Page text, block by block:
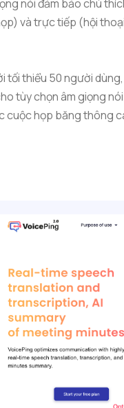
nói đảm bảo chú
và trực tiếp (hội
tối thiểu 50 người
tùy chọn âm giọng
họp băng thông